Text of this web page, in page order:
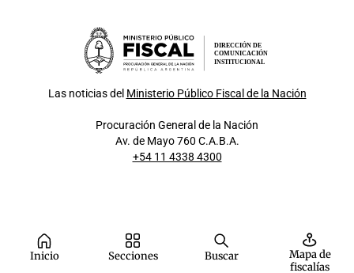
Inicio Secciones Buscar
Mapa de
fiscalías
DIRECCIÓN DE
COMUNICACIÓN
INSTITUCIONAL
Las noticias del Ministerio Público Fiscal de la Nación
Procuración General de la Nación
Av. de Mayo 760 C.A.B.A.
+54 11 4338 4300